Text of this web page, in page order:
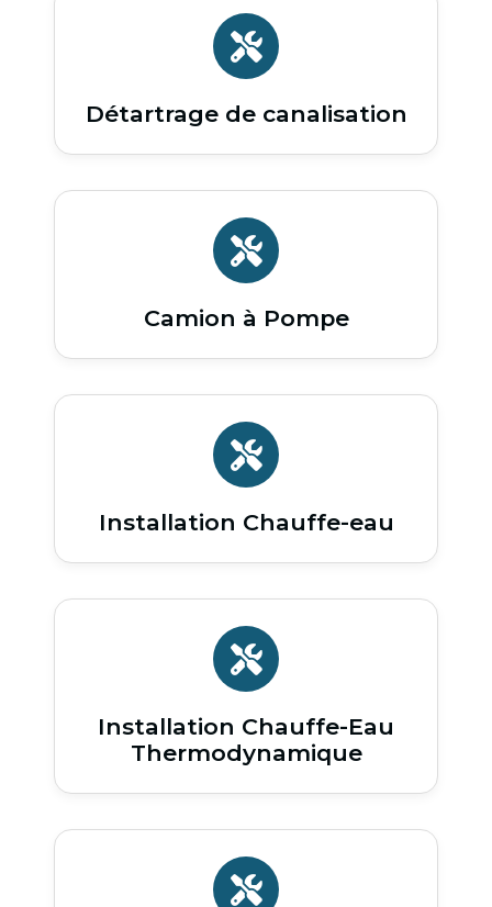
Détartrage de canalisation
Camion à Pompe
Installation Chauffe-eau
Installation Chauffe-Eau
Thermodynamique